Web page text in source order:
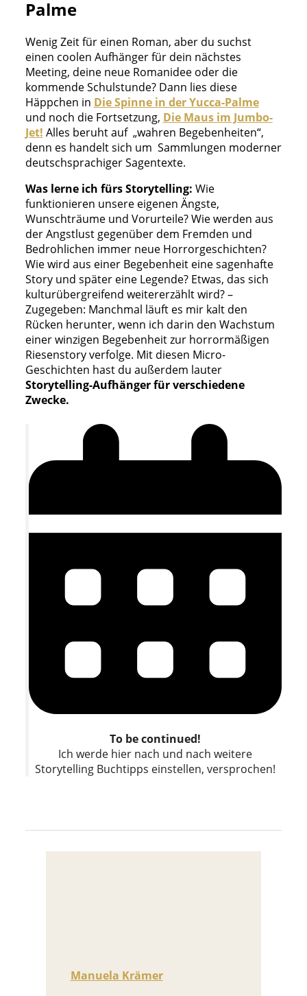
Palme
Wenig Zeit für einen Roman, aber du suchst
einen coolen Aufhänger für dein nächstes
Meeting, deine neue Romanidee oder die
kommende Schulstunde? Dann lies diese
Häppchen in Die Spinne in der Yucca-Palme
und noch die Fortsetzung, Die Maus im Jumbo-
Jet! Alles beruht auf „wahren Begebenheiten“,
denn es handelt sich um Sammlungen moderner
deutschsprachiger Sagentexte.
Was lerne ich fürs Storytelling: Wie
funktionieren unsere eigenen Ängste,
Wunschträume und Vorurteile? Wie werden aus
der Angstlust gegenüber dem Fremden und
Bedrohlichen immer neue Horrorgeschichten?
Wie wird aus einer Begebenheit eine sagenhafte
Story und später eine Legende? Etwas, das sich
kulturübergreifend weitererzählt wird? –
Zugegeben: Manchmal läuft es mir kalt den
Rücken herunter, wenn ich darin den Wachstum
einer winzigen Begebenheit zur horrormäßigen
Riesenstory verfolge. Mit diesen Micro-
Geschichten hast du außerdem lauter
Storytelling-Aufhänger für verschiedene
Zwecke.
To be continued!
Ich werde hier nach und nach weitere
Storytelling Buchtipps einstellen, versprochen!
Manuela Krämer